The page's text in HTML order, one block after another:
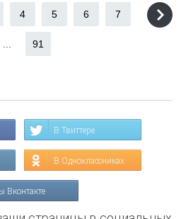
4 5 6 7
91
В Твиттере
В Одноклассниках
Вконтакте